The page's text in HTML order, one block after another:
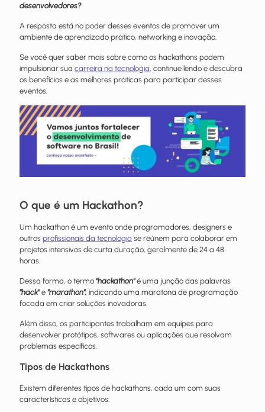
desenvolvedores?
A resposta está no poder desses eventos de promover um
ambiente de aprendizado prático, networking e inovação.
Se você quer saber mais sobre como os hackathons podem
impulsionar sua carreira na tecnologia, continue lendo e descubra
os benefícios e as melhores práticas para participar desses
eventos.
O que é um Hackathon?
Um hackathon é um evento onde programadores, designers e
outros profissionais da tecnologia se reúnem para colaborar em
projetos intensivos de curta duração, geralmente de 24 a 48
horas.
Dessa forma, o termo "hackathon"é uma junção das palavras
"hack"e "marathon", indicando uma maratona de programação
focada em criar soluções inovadoras.
Além disso, os participantes trabalham em equipes para
desenvolver protótipos, softwares ou aplicações que resolvam
problemas específicos.
Tipos de Hackathons
Existem diferentes tipos de hackathons, cada um com suas
características e objetivos: